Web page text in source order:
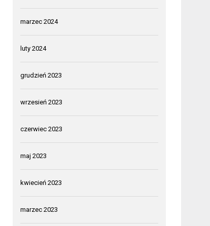
marzec 2024
luty 2024
grudzień 2023
wrzesień 2023
czerwiec 2023
maj 2023
kwiecień 2023
marzec 2023